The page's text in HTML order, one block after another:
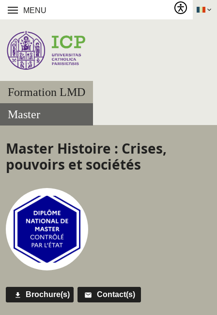
MENU
Formation LMD
Master
Master Histoire : Crises,
pouvoirs et sociétés
Call to
Brochure(s) Contact(s)